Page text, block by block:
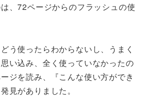
、72ページからのフラッシュの使
う使ったらわからないし、うまく
い込み、全く使っていなかったの
ジを読み、『こんな使い方ができ
見がありました。